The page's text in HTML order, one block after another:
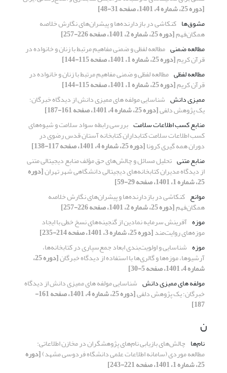
[دوره 25، شماره 4، 1401، صفحه 31-48]
مشوق‌ها کنکاشی در بازدارنده‌ها و پیشران‌های نگارش خلاصه
همگان‌فهم[دوره 25، شماره 2، 1401، صفحه 226-257]
مطالعه ضمنی مطالعه لفظی و ضمنی مفاهیم مرتبط با زنان و خانواده در
قرآن کریم[دوره 25، شماره 1، 1401، صفحه 115-144]
مطالعه لفظی مطالعه لفظی و ضمنی مفاهیم مرتبط با زنان و خانواده در
قرآن کریم[دوره 25، شماره 1، 1401، صفحه 115-144]
ممیزی دانش شناسایی مولفه های ممیزی دانش از دیدگاه خبرگان؛
یک پژوهش دلفی[دوره 25، شماره 4، 1401، صفحه 161-187]
منابع کسب اطلاعات سلامت بررسی رابطه سواد سلامت و شیو‌ه‌های
کسب اطلاعات سلامت کتابداران کتابخانه آستان قدس رضوی در
دوران همه گیری کرونا[دوره 25، شماره 4، 1401، صفحه 117-138]
منابع متنی تحلیل مسائل و چالش‌های حق ‏‌مؤلف منابع دیجیتالی متنی
از دیدگاه مدیران کتابخانه‌های دیجیتالی دانشگاهی شهر تهران[دوره
25، شماره 1، 1401، صفحه 29-59]
موانع کنکاشی در بازدارنده‌ها و پیشران‌های نگارش خلاصه
همگان‌فهم[دوره 25، شماره 2، 1401، صفحه 226-257]
موزه آفرینش سرمایه نمادین از گنجینه‌های نسخ خطی با ایجاد
موزه‌های روایت‌مند[دوره 25، شماره 3، 1401، صفحه 214-235]
موزه شناسایی و اولویت‌بندی ابعاد جمع‌سپاری در کتابخانه‌ها،
آرشیوها، موزه‌ها و گالری‌ها با استفاده از دیدگاه خبرگان [دوره 25،
شماره 4، 1401، صفحه 5-30]
مولفه های ممیزی دانش شناسایی مولفه های ممیزی دانش از دیدگاه
خبرگان؛ یک پژوهش دلفی [دوره 25، شماره 4، 1401، صفحه 161-
187]
ن
نام‌ها چالش‌های بازیابی نام‌های پژوهشگران در مخازن اطلاعاتی:
مطالعه موردی (سامانه اطلاعات علمی دانشگاه فردوسی مشهد)[دوره
25، شماره 1، 1401، صفحه 221-243]